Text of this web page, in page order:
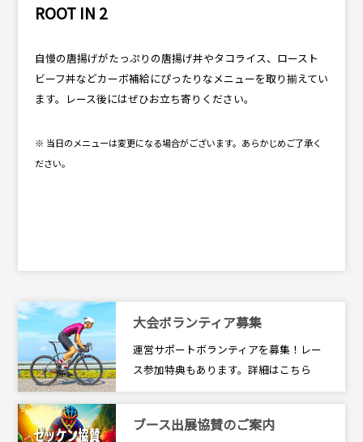
ROOT IN 2
自慢の唐揚げがたっぷりの唐揚げ丼やタコライス、ロースト
ビーフ丼などカーボ補給にぴったりなメニューを取り揃えてい
ます。レース後にはぜひお立ち寄りください。
※ 当日のメニューは変更になる場合がございます。あらかじめご了承く
ださい。
大会ボランティア募集
運営サポートボランティアを募集！レー
ス参加特典もあります。詳細はこちら
ブース出展協賛のご案内